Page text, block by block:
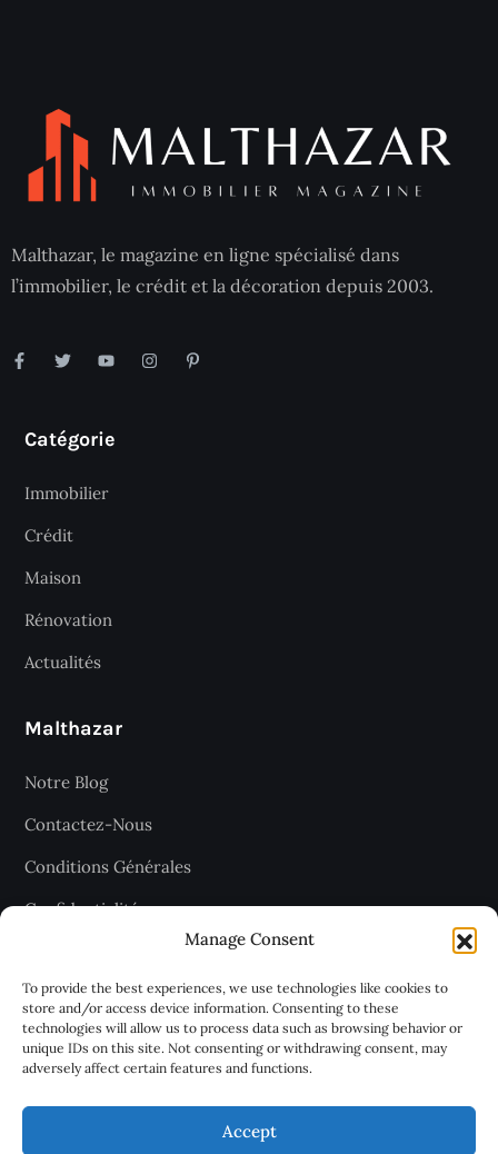
Manage Consent
To provide the best experiences, we use technologies like cookies to
store and/or access device information. Consenting to these
technologies will allow us to process data such as browsing behavior or
unique IDs on this site. Not consenting or withdrawing consent, may
adversely affect certain features and functions.
Accept
Malthazar, le magazine en ligne spécialisé dans
l’immobilier, le crédit et la décoration depuis 2003.
Catégorie
Immobilier
Crédit
Maison
Rénovation
Actualités
Malthazar
Notre Blog
Contactez-Nous
Conditions Générales
Confidentialité
Recevez les dernières articles
chaque jour